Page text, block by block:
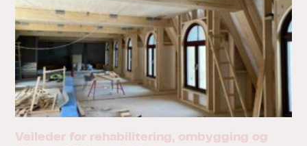
Veileder for rehabilitering, ombygging og